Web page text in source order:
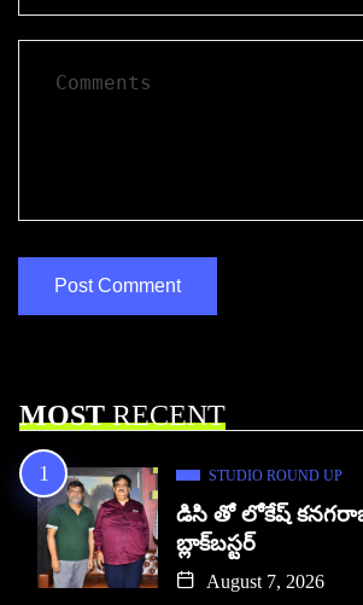
MOSTRECENT
STUDIO ROUND UP
డిసి తో లోకేష్
బ్లాక్‌బస్టర్
August 7, 2026